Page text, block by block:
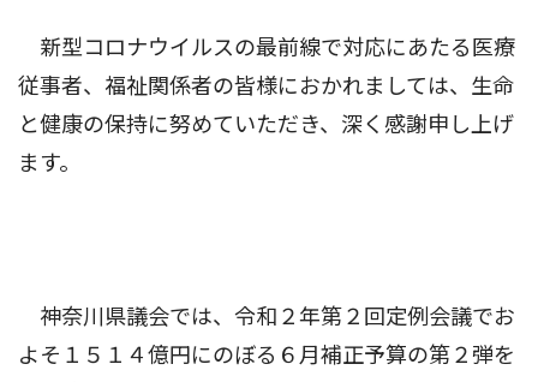
新型コロナウイルスの最前線で対応にあたる医療
従事者、福祉関係者の皆様におかれましては、生命
と健康の保持に努めていただき、深く感謝申し上げ
ます。
神奈川県議会では、令和２年第２回定例会議でお
よそ１５１４億円にのぼる６月補正予算の第２弾を